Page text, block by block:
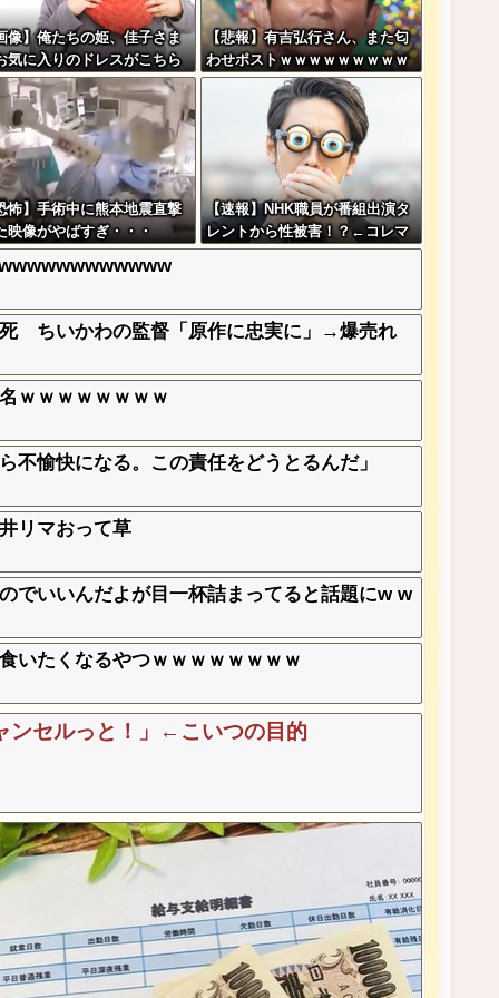
像】俺たちの姫、佳子さま
気に入りのドレスがこちら
←コレは可愛過ぎるw w w
w w w
【悲報】有吉弘行さん、また匂
わせポストｗｗｗｗｗｗｗｗｗ
ｗｗｗｗｗｗｗｗ
怖】手術中に熊本地震直撃
映像がやばすぎ・・・
【速報】NHK職員が番組出演タ
レントから性被害！？←コレマ
ジならヤバくねーか？
ちいかわの監督「原作に忠実に」→爆売れ
ｗｗｗｗｗｗｗｗ
不愉快になる。この責任をどうとるんだ」
リマおって草
でいいんだよが目一杯詰まってると話題にw w
いたくなるやつｗｗｗｗｗｗｗｗ
セルっと！」←こいつの目的